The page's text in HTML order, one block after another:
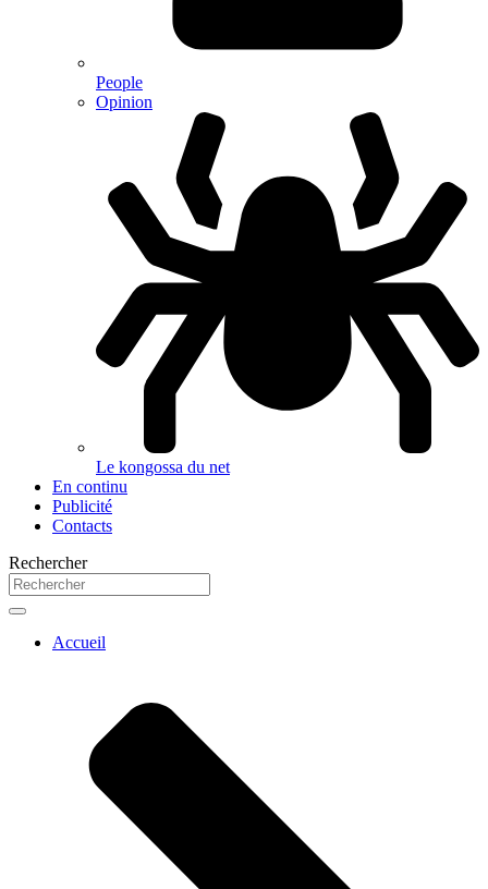
People
Opinion
Le kongossa du net
En continu
Publicité
Contacts
Rechercher
Accueil